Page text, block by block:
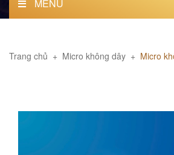
MENU
Trang chủ + Micro không dây + Micro